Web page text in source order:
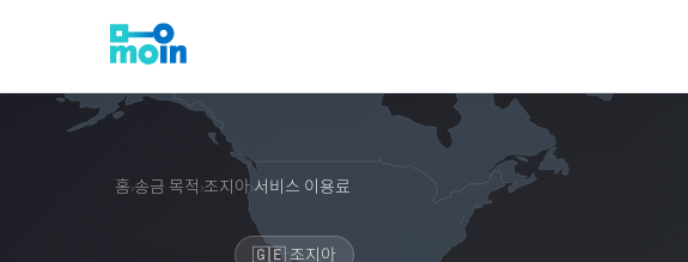
홈›송금 목적 ›조지아›서비스 이용료
🇬🇪 조지아